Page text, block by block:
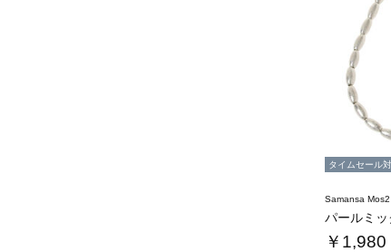
タイムセール
Samansa Mos2
パールミッ
￥1,980